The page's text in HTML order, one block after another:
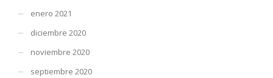
enero 2021
diciembre 2020
noviembre 2020
septiembre 2020